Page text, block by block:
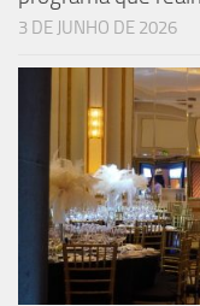
3 DE JUNHO DE 2026